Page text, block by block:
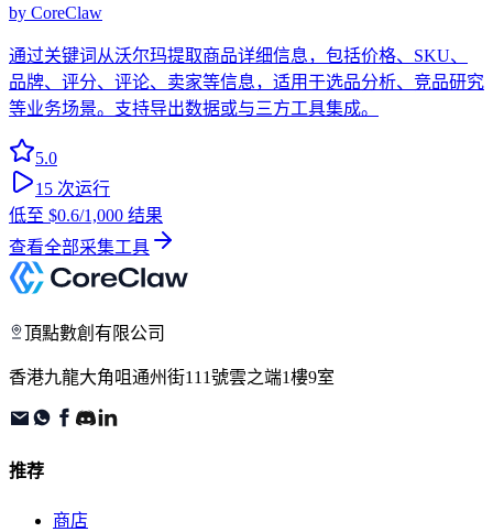
by CoreClaw
通过关键词从沃尔玛提取商品详细信息，包括价格、SKU、
品牌、评分、评论、卖家等信息，适用于选品分析、竞品研究
等业务场景。支持导出数据或与三方工具集成。
5.0
15 次运行
低至 $0.6/1,000 结果
查看全部采集工具
頂點數創有限公司
香港九龍大角咀通州街111號雲之端1樓9室
推荐
商店